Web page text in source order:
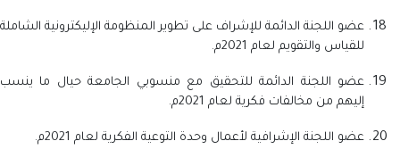
عضو اللجنة الدائمة للإشراف على تطوير المنظومة الإليكترونية الشاملة
للقياس والتقويم لعام 2021م.
عضو اللجنة الدائمة للتحقيق مع منسوبي الجامعة حيال ما ينسب
إليهم من مخالفات فكرية لعام 2021م.
عضو اللجنة الإشرافية لأعمال وحدة التوعية الفكرية لعام 2021م.